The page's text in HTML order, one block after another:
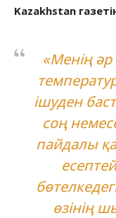
Kazakhstan
«Менің
ішуден
соң
пайдалы
өзінің